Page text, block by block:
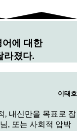
에 대한
라졌다.
이태호
, 내신만을 목표로 잡
, 또는 사회적 압박